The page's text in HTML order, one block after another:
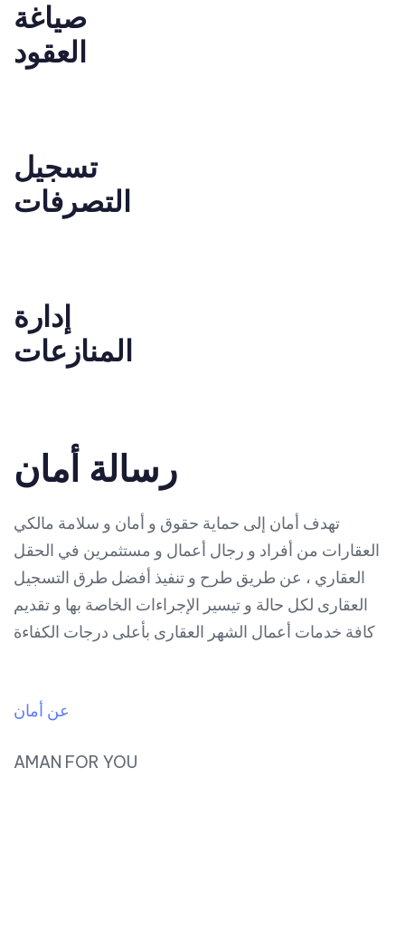
صياغة
العقود
تسجيل
التصرفات
إدارة
المنازعات
رسالة أمان
تهدف أمان إلى حماية حقوق و أمان و سلامة مالكي
العقارات من أفراد و رجال أعمال و مستثمرين في الحقل
العقاري ، عن طريق طرح و تنفيذ أفضل طرق التسجيل
العقارى لكل حالة و تيسير الإجراءات الخاصة بها و تقديم
كافة خدمات أعمال الشهر العقارى بأعلى درجات الكفاءة
عن أمان
AMAN FOR YOU